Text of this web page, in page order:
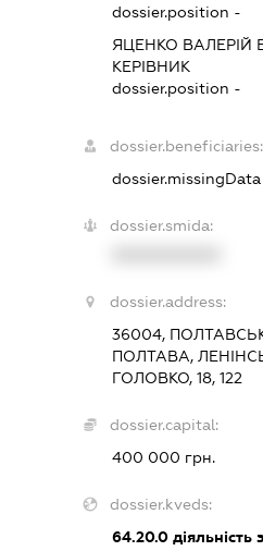
dossier.position -
ЯЦЕНКО ВАЛЕРІЙ
КЕРІВНИК
dossier.position -
dossier.beneficiaries:
dossier.missingData
dossier.smida:
dossier.address:
36004,
ПОЛТАВА,
ГОЛОВКО, 18, 122
dossier.capital:
400 000 грн.
dossier.kveds:
64.20.0діяльність